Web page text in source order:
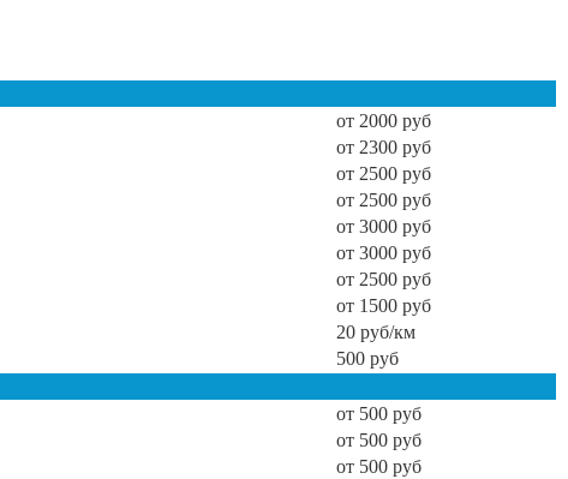
от 2000 руб
от 2300 руб
от 2500 руб
от 2500 руб
от 3000 руб
от 3000 руб
от 2500 руб
от 1500 руб
20 руб/км
500 руб
от 500 руб
от 500 руб
от 500 руб